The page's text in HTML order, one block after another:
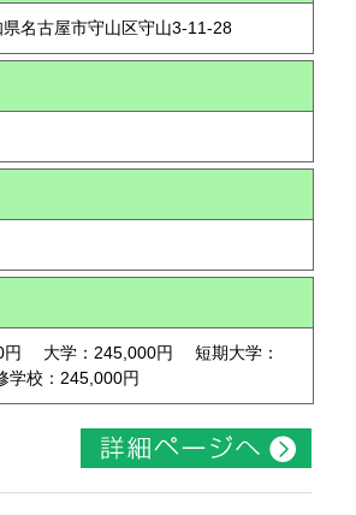
名古屋市守山区守山3-11-28
円 大学：245,000円 短期大学：
校：245,000円